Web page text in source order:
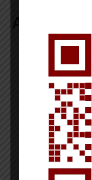
BERITA KAMPUS
Tim
Vokal
Dark
Oleh: Cyntia
Tim